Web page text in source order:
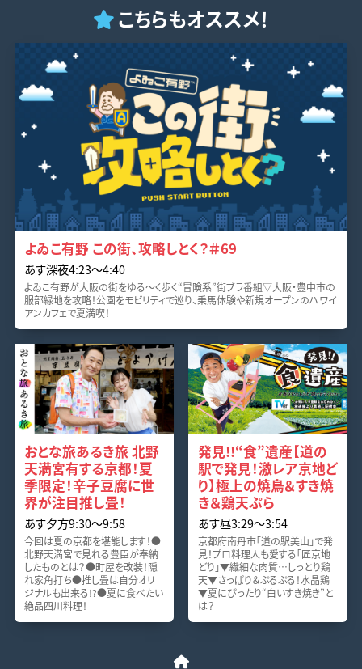
こちらもオススメ！
よゐこ有野 この街、攻略しとく？＃69
あす深夜4:23〜4:40
よゐこ有野が大阪の街をゆる～く歩く“冒険系”街ブラ番組▽大阪・豊中市の
服部緑地を攻略！公園をモビリティで巡り、乗馬体験や新規オープンのハワイ
アンカフェで夏満喫！
おとな旅あるき旅 北野
天満宮有する京都！夏
季限定！辛子豆腐に世
界が注目推し畳！
あす夕方9:30〜9:58
今回は夏の京都を堪能します！●
北野天満宮で見れる豊臣が奉納
したものとは？●町屋を改装！隠
れ家角打ち●推し畳は自分オリ
ジナルも出来る!?●夏に食べたい
絶品四川料理！
発見!!“食”遺産【道の
駅で発見！激レア京地ど
り】極上の焼鳥＆すき焼
き＆鶏天ぷら
あす昼3:29〜3:54
京都府南丹市「道の駅美山」で発
見！プロ料理人も愛する「匠京地
どり」▼繊細な肉質…しっとり鶏
天▼さっぱり＆ぷるぷる！水晶鶏
▼夏にぴったり“白いすき焼き”と
は？